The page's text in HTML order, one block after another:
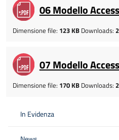
06 Modello
Dimensione file: 123 KB Downloads:
07 Modello
Dimensione file: 170 KB Downloads:
In Evidenza